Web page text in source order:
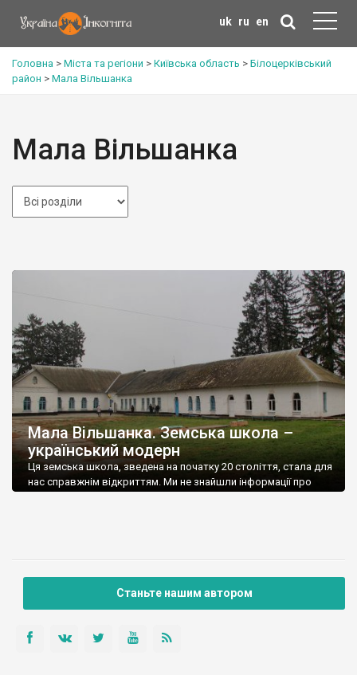
uk ru en
Головна > Міста та регіони > Київська область > Білоцерківський
район > Мала Вільшанка
Мала Вільшанка
Мала Вільшанка. Земська школа –
український модерн
Ця земська школа, зведена на початку 20 століття, стала для
нас справжнім відкриттям. Ми не знайшли інформації про
для Наддніпрянщини зразок українського […]
Станьте нашим автором